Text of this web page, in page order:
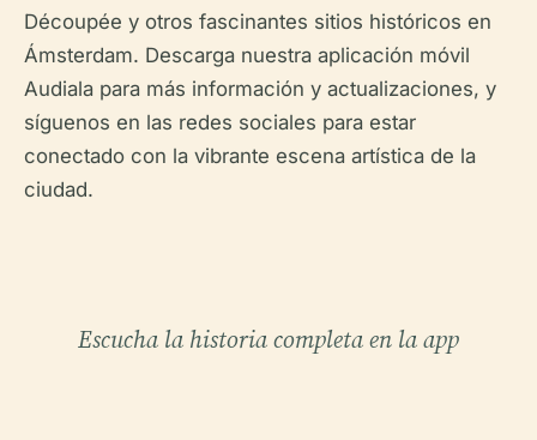
Découpée y otros fascinantes sitios históricos en
Ámsterdam. Descarga nuestra aplicación móvil
Audiala para más información y actualizaciones, y
síguenos en las redes sociales para estar
conectado con la vibrante escena artística de la
ciudad.
Escucha la historia completa en la app